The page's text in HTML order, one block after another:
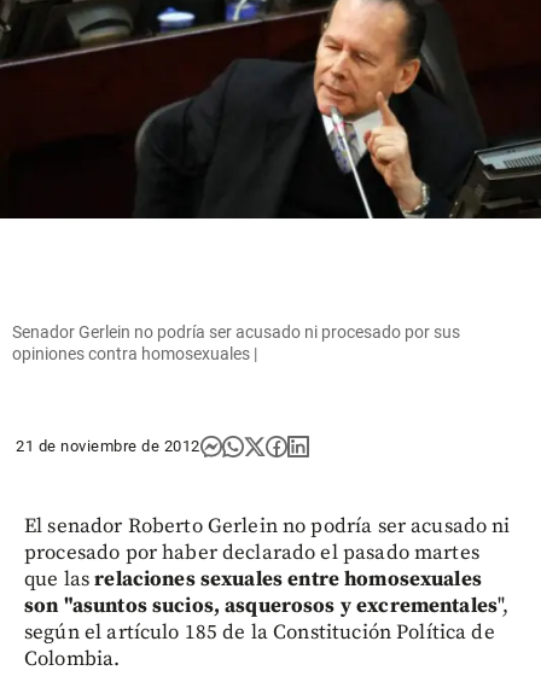
Senador Gerlein no podría ser acusado ni procesado por sus
opiniones contra homosexuales |
21 de noviembre de 2012
El senador Roberto Gerlein no podría ser acusado ni
procesado por haber declarado el pasado martes
que lasrelaciones sexuales entre homosexuales
son "asuntos sucios, asquerosos y excrementales",
según el artículo 185 de la Constitución Política de
Colombia.